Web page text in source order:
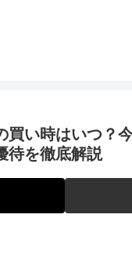
買い時はいつ？
待を徹底解説